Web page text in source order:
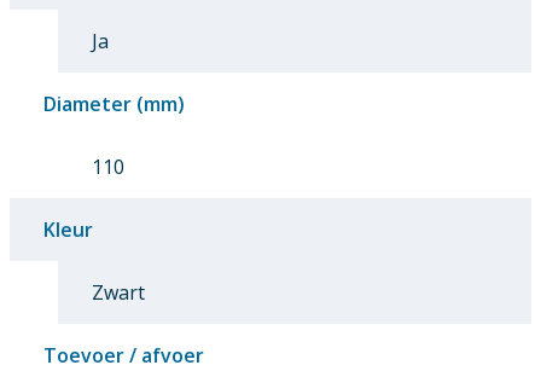
Ja
Diameter (mm)
110
Kleur
Zwart
Toevoer / afvoer